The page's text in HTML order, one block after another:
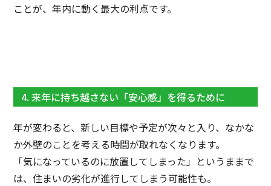
ことが、年内に動く最大の利点です。
4. 来年に持ち越さない「安心感」を得るために
年が変わると、新しい目標や予定が次々と入り、なかな
か外壁のことを考える時間が取れなくなります。
「気になっているのに放置してしまった」というままで
は、住まいの劣化が進行してしまう可能性も。